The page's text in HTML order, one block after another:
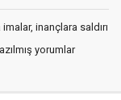
inançlara saldırı
yorumlar